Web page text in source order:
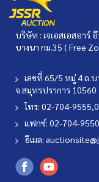
บริษัท : เจเอสเอสอาร์
บางนา กม.35 ( Free
เลขที่ 65/5 หมู่ 4 ถ.
จ.สมุทรปราการ 10560
โทร: 02-704-
แฟกซ์: 02-704-9550
อีเมล: